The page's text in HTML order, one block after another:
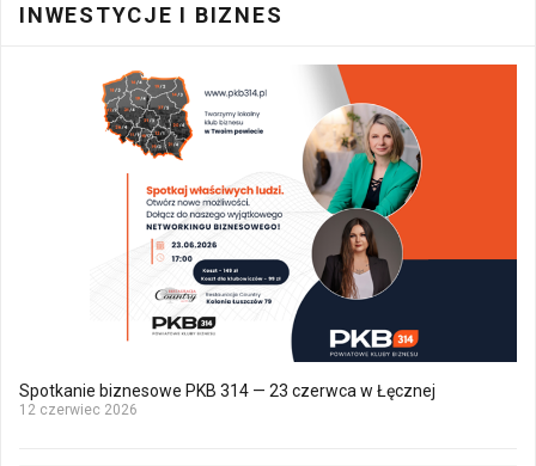
INWESTYCJE I BIZNES
Spotkanie biznesowe PKB 314 — 23 czerwca w Łęcznej
12 czerwiec 2026